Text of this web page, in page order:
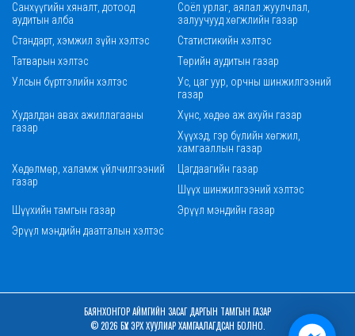
Санхүүгийн хяналт, дотоод
аудитын алба
Соёл урлаг, аялал жуулчлал,
залуучууд хөгжлийн газар
Стандарт, хэмжил зүйн хэлтэс
Статистикийн хэлтэс
Татварын хэлтэс
Төрийн аудитын газар
Улсын бүртгэлийн хэлтэс
Ус, цаг уур, орчны шинжилгээний
газар
Худалдан авах ажиллагааны
газар
Хүнс, хөдөө аж ахуйн газар
Хүүхэд, гэр бүлийн хөгжил,
хамгааллын газар
Хөдөлмөр, халамж үйлчилгээний
газар
Цагдаагийн газар
Шүүх шинжилгээний хэлтэс
Шүүхийн тамгын газар
Эрүүл мэндийн газар
Эрүүл мэндийн даатгалын хэлтэс
БАЯНХОНГОР АЙМГИЙН ЗАСАГ ДАРГЫН ТАМГЫН ГАЗАР
© 2026 БҮХ ЭРХ ХУУЛИАР ХАМГААЛАГДСАН БОЛНО.